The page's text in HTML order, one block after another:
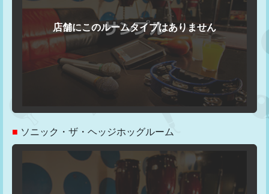
■ ソニック・ザ・ヘッジホッグルーム